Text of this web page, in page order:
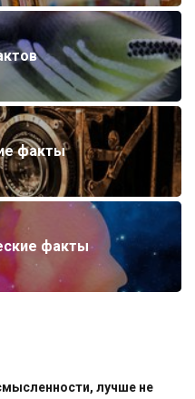
факты
факты
лучше не